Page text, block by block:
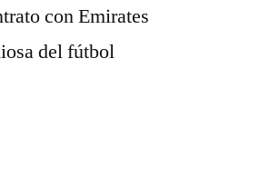
con Emirates
del fútbol